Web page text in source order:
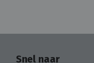
Snel naar